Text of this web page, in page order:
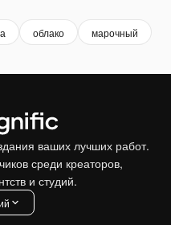
облако марочный
ваших лучших работ.
среди креаторов,
и студий.